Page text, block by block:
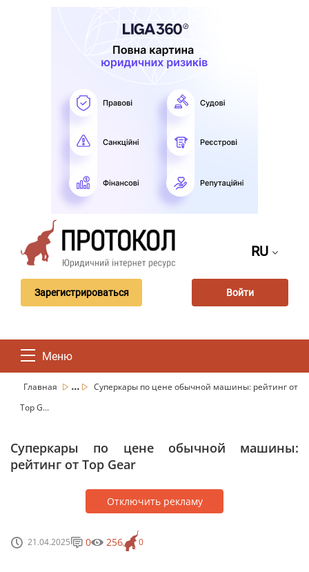
RU
Зарегистрироваться Войти
Меню
Главная ...
Суперкары по цене обычной машины: рейтинг от
Top G...
Суперкары по цене обычной машины:
рейтинг от Top Gear
Отключить рекламу
21.04.2025 0
0 256